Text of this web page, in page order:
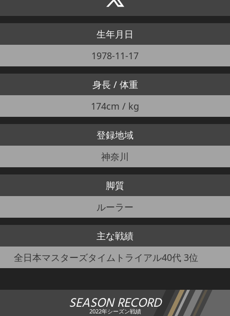
生年月日
1978-11-17
身長 / 体重
174cm / kg
登録地域
神奈川
脚質
ルーラー
主な戦績
全日本マスターズタイムトライアル40代 3位
SEASON RECORD
2022年シーズン戦績